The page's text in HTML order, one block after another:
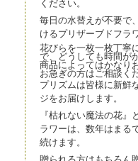
ください。
毎日の水替えが不要で
けるプリザーブドフラ
花びらを一枚一枚丁寧
で、どうしても時間が
商品によってはかなり
お急ぎの方はご相談く
プリズムは皆様に新鮮
ジをお届けします。
『枯れない魔法の花
ラワーは、数年はまる
続けます。